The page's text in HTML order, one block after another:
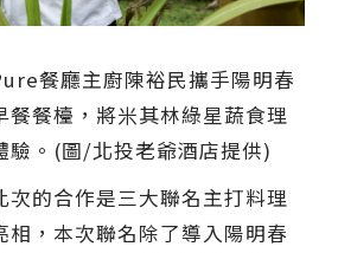
餐廳主廚陳裕民攜手陽明春
餐餐檯，將米其林綠星蔬食理
驗。(圖/北投老爺酒店提供)
次的合作是三大聯名主打料理
相，本次聯名除了導入陽明春